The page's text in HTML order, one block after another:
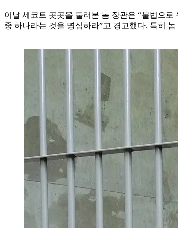
이날 세코트 곳곳을 둘러본 놈 장관은 “불법으
중 하나라는 것을 명심하라”고 경고했다. 특히